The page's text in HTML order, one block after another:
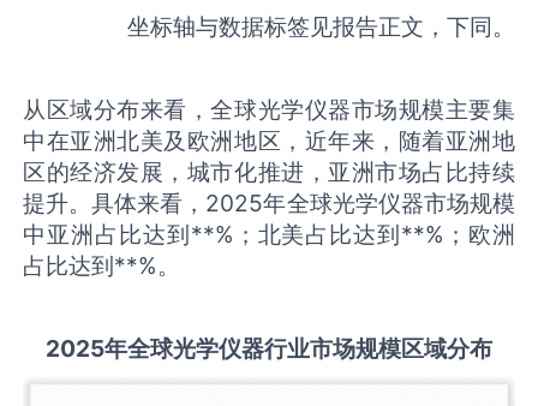
坐标轴与数据标签见报告正文，下同。
从区域分布来看，全球光学仪器市场规模主要集
中在亚洲北美及欧洲地区，近年来，随着亚洲地
区的经济发展，城市化推进，亚洲市场占比持续
提升。具体来看，2025年全球光学仪器市场规模
中亚洲占比达到**%；北美占比达到**%；欧洲
占比达到**%。
2025年全球光学仪器行业市场规模区域分布